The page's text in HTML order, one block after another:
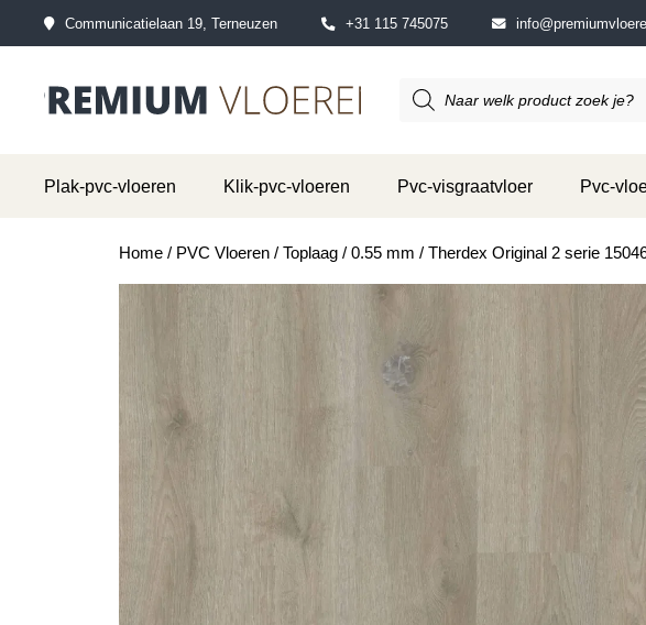
Communicatielaan 19, Terneuzen +31 115 745075
Producten
zoeken
Plak-pvc-vloeren Klik-pvc-vloeren Pvc-visgraatvloer Pvc-
Home/ PVC Vloeren/ Toplaag/ 0.55 mm / Therdex Original 2 serie